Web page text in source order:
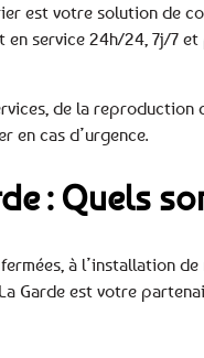
est votre solution de
en service 24h/24, 7j/7
de la
en cas d’urgence.
: Quels
à l’installation
Garde est votre